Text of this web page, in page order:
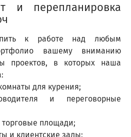
и перепланировка
к работе над любым
вашему вниманию
проектов, в которых наша
для курения;
и переговорные
площади;
и клиентские залы;